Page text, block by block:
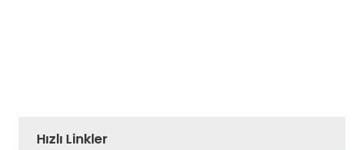
Hızlı Linkler